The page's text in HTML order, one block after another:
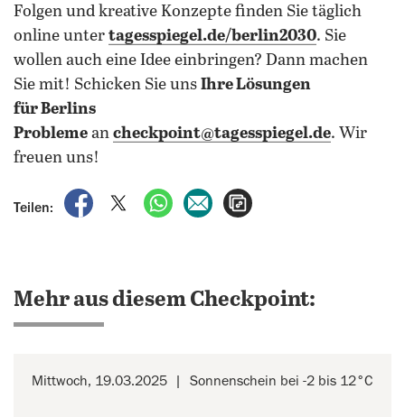
Folgen und kreative Konzepte finden Sie täglich
online unter tagesspiegel.de/berlin2030. Sie
wollen auch eine Idee einbringen? Dann machen
Sie mit! Schicken Sie uns Ihre Lösungen
für Berlins
Probleme an checkpoint@tagesspiegel.de. Wir
freuen uns!
Teilen:
auf Facebook teilen
auf X teilenper WhatsApp teilen
per E-Mail teilen
Mehr aus diesem Checkpoint:
Mittwoch, 19.03.2025 Sonnenschein bei -2 bis 12°C